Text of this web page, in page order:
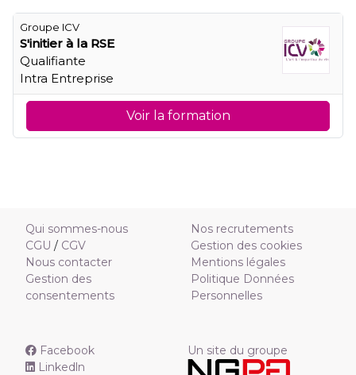
Groupe ICV
S'initier à la RSE
Qualifiante
Intra Entreprise
Voir la formation
Qui sommes-nous
CGU / CGV
Nous contacter
Gestion des
consentements
Nos recrutements
Gestion des cookies
Mentions légales
Politique Données
Personnelles
Facebook
Linkedln
Un site du groupe